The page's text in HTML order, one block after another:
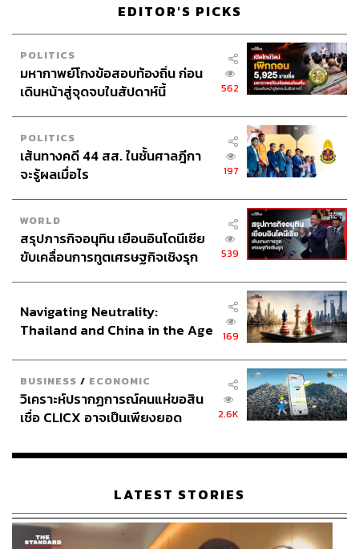
ABOUT THE AUTHOR
ถนัดกิจ จันกิเสน
Content Creator ประจำกองบรรณาธิการ
THE STANDARD WEALTH ผู้เสพติดโลก
ธุรกิจ การตลาด เทคโนโลยี และชอบสำรวจ
โลกออฟไลน์และออนไลน์มาถอดรหัสความ
เคลื่อนไหวให้เป็นเรื่องเข้าใจง่าย สนุก และได้
ไอเดียใหม่ๆ
EDITOR'S PICKS
POLITICS
มหากาพย์โกงข้อสอบท้องถิ่น ก่อน
เดินหน้าสู่จุดจบในสัปดาห์นี้
562
POLITICS
เส้นทางคดี 44 สส. ในชั้นศาลฎีกา
จะรู้ผลเมื่อไร
197
WORLD
สรุปภารกิจอนุทิน เยือนอินโดนีเซีย
ขับเคลื่อนการทูตเศรษฐกิจเชิงรุก
539
Navigating Neutrality:
Thailand and China in the Age
169
BUSINESS / ECONOMIC
วิเคราะห์ปรากฏการณ์คนแห่ขอสิน
เชื่อ CLICX อาจเป็นเพียงยอด
เรือนไทยที่ถูกซุกไว้
2.6K
LATEST STORIES